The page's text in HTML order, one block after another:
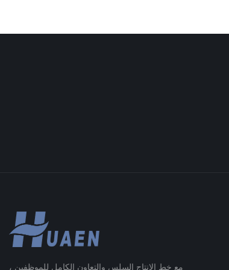
مع خط الإنتاج السلس والتعاون الكامل للموظفين ،